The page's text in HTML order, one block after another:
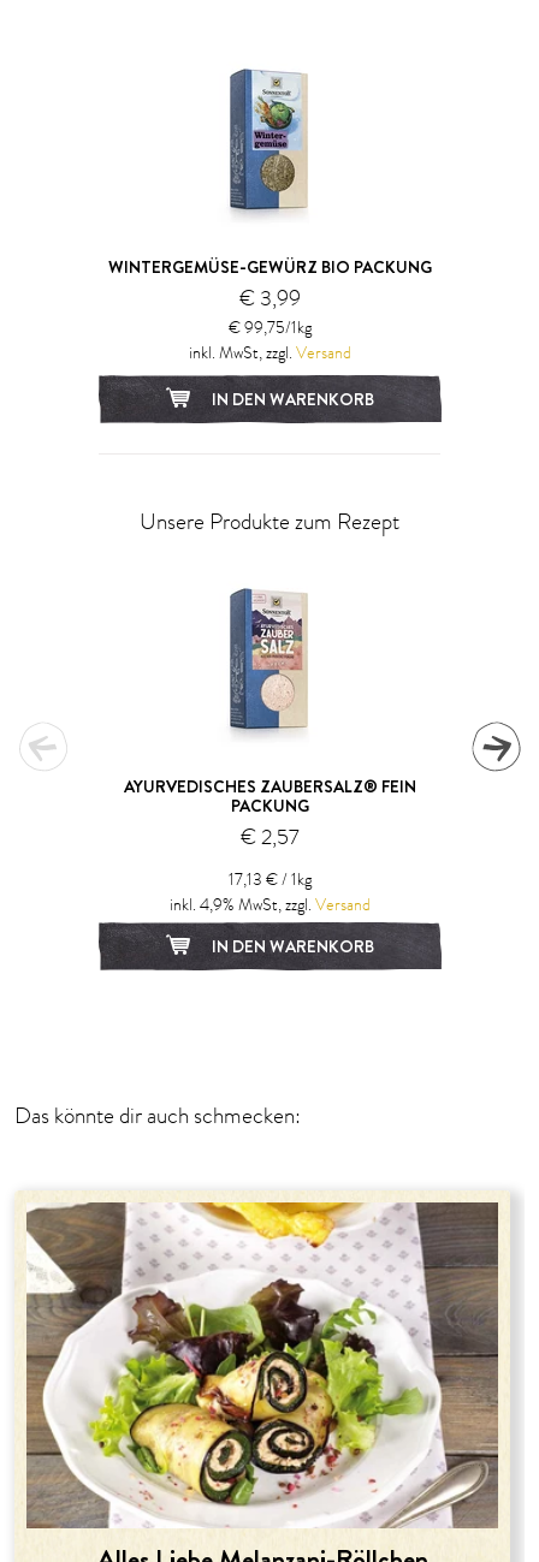
WINTERGEMÜSE-GEWÜRZ BIO PACKUNG
€ 3,99
€ 99,75/1kg
inkl. MwSt, zzgl. Versand
IN DEN WARENKORB
Unsere Produkte zum Rezept
AYURVEDISCHES ZAUBERSALZ® FEIN
PACKUNG
€ 2,57
17,13 € / 1kg
inkl. 4,9% MwSt, zzgl. Versand
IN DEN WARENKORB
Das könnte dir auch schmecken: